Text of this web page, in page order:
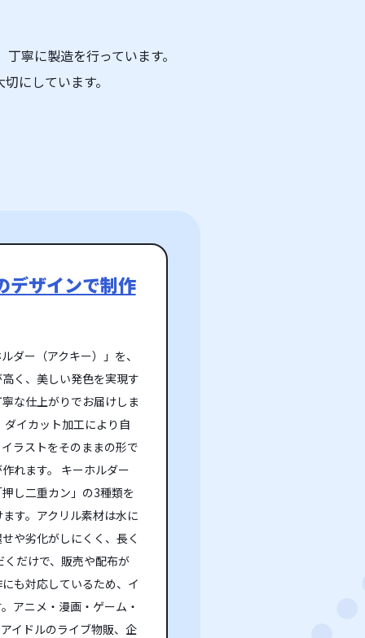
寧に製造を行っています。
切にしています。
デザインで制作
ダー（アクキー）」を、
く、美しい発色を実現す
な仕上がりでお届けしま
イカット加工により自
ラストをそのままの形で
れます。 キーホルダー
し二重カン」の3種類を
す。アクリル素材は水に
や劣化がしにくく、長く
だけで、販売や配布が
も対応しているため、イ
アニメ・漫画・ゲーム・
イドルのライブ物販、企